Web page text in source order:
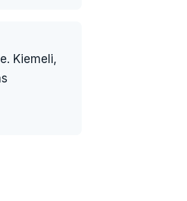
Kiemeli,